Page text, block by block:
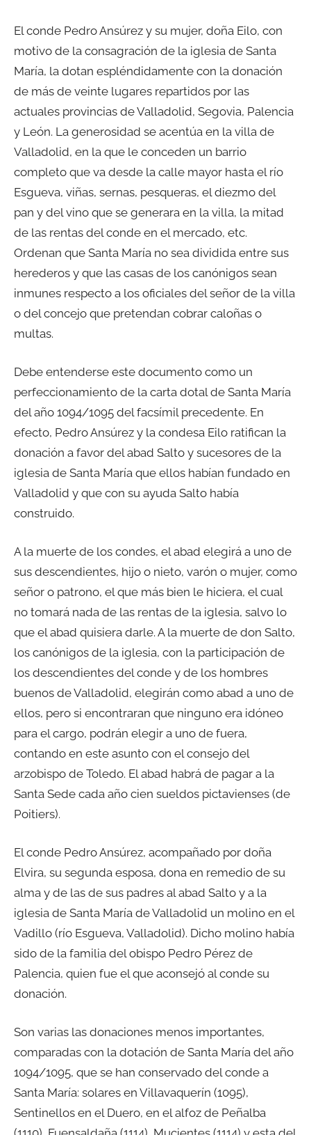
El conde Pedro Ansúrez y su mujer, doña Eilo, con
motivo de la consagración de la iglesia de Santa
María, la dotan espléndidamente con la donación
de más de veinte lugares repartidos por las
actuales provincias de Valladolid, Segovia, Palencia
y León. La generosidad se acentúa en la villa de
Valladolid, en la que le conceden un barrio
completo que va desde la calle mayor hasta el río
Esgueva, viñas, sernas, pesqueras, el diezmo del
pan y del vino que se generara en la villa, la mitad
de las rentas del conde en el mercado, etc.
Ordenan que Santa María no sea dividida entre sus
herederos y que las casas de los canónigos sean
inmunes respecto a los oficiales del señor de la villa
o del concejo que pretendan cobrar caloñas o
multas.
Debe entenderse este documento como un
perfeccionamiento de la carta dotal de Santa María
del año 1094/1095 del facsímil precedente. En
efecto, Pedro Ansúrez y la condesa Eilo ratifican la
donación a favor del abad Salto y sucesores de la
iglesia de Santa María que ellos habían fundado en
Valladolid y que con su ayuda Salto había
construido.
A la muerte de los condes, el abad elegirá a uno de
sus descendientes, hijo o nieto, varón o mujer, como
señor o patrono, el que más bien le hiciera, el cual
no tomará nada de las rentas de la iglesia, salvo lo
que el abad quisiera darle. A la muerte de don Salto,
los canónigos de la iglesia, con la participación de
los descendientes del conde y de los hombres
buenos de Valladolid, elegirán como abad a uno de
ellos, pero si encontraran que ninguno era idóneo
para el cargo, podrán elegir a uno de fuera,
contando en este asunto con el consejo del
arzobispo de Toledo. El abad habrá de pagar a la
Santa Sede cada año cien sueldos pictavienses (de
Poitiers).
El conde Pedro Ansúrez, acompañado por doña
Elvira, su segunda esposa, dona en remedio de su
alma y de las de sus padres al abad Salto y a la
iglesia de Santa María de Valladolid un molino en el
Vadillo (río Esgueva, Valladolid). Dicho molino había
sido de la familia del obispo Pedro Pérez de
Palencia, quien fue el que aconsejó al conde su
donación.
Son varias las donaciones menos importantes,
comparadas con la dotación de Santa María del año
1094/1095, que se han conservado del conde a
Santa María: solares en Villavaquerín (1095),
Sentinellos en el Duero, en el alfoz de Peñalba